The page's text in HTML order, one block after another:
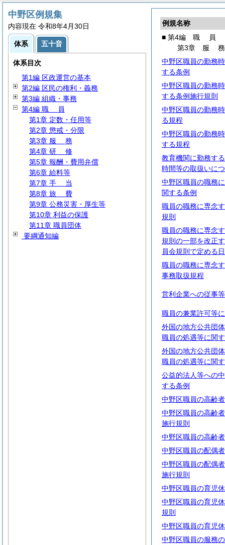
例規名称
■ 第4編 職
員
第3章 服務
中野区職員の勤務
する条例
中野区職員の勤務
する条例施行規則
中野区職員の勤務
る規程
中野区職員の勤務
する規程
教育機関に勤務す
時間等の取扱いに
中野区職員の職務
関する条例
職員の職務に専念
規則
職員の職務に専念
規則の一部を改正
員会規則で定める
職員の職務に専念
事務取扱規程
営利企業への従事
職員の兼業許可等
外国の地方公共団
職員の処遇等に関
外国の地方公共団
職員の処遇等に関
公益的法人等への
する条例
中野区職員の高齢
中野区職員の高齢
施行規則
中野区職員の高齢
中野区職員の配偶
中野区職員の配偶
施行規則
中野区職員の育児
中野区職員の育児
規則
中野区職員の育児
中野区職員の服務
中野区例規集
内容現在 令和8年4月30日
体系 五十音
体系目次
第1編 区政運営の基本
第2編 区民の権利・義務
第3編 組織・事務
第4編 職
員
第1章 定数・任用等
第2章 懲戒・分限
第3章 服 務
第4章 研 修
第5章 報酬・費用弁償
第6章 給料等
第7章 手 当
第8章 旅 費
第9章 公務災害・厚生等
第10章 利益の保護
第11章 職員団体
要綱通知編